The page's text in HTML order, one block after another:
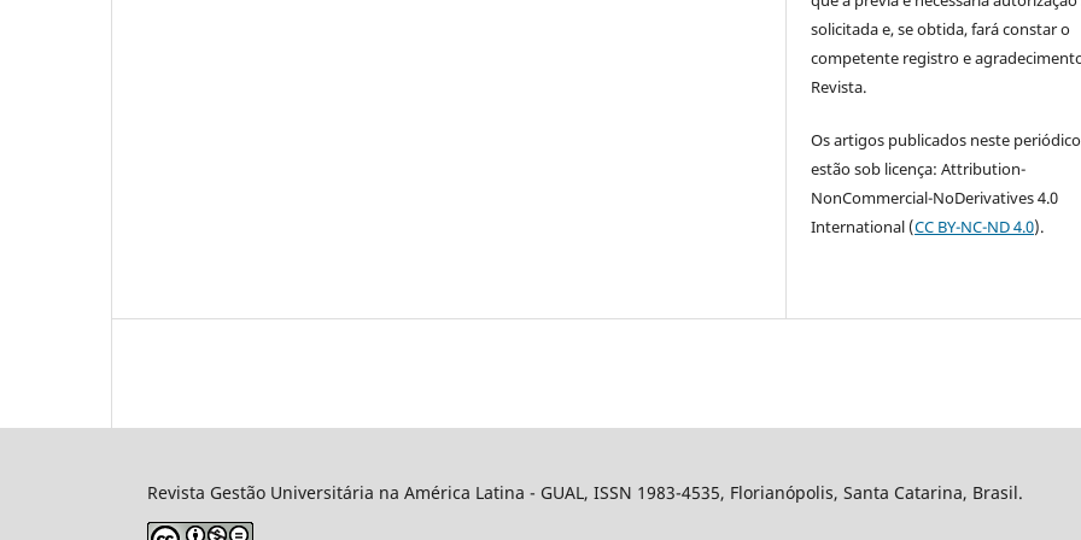
solicitada e, se obtida, fará constar o
competente registro e
Revista.
Os artigos publicados neste periódico
estão sob licença: Attribution-
NonCommercial-NoDerivatives 4.0
International (CC BY-NC-ND 4.0).
Revista Gestão Universitária na América Latina - GUAL, ISSN 1983-4535, Florianópolis, Santa Catarina, Brasil.